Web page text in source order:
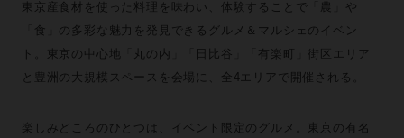
東京産食材を使った料理を味わい、体験することで「農」や
「食」の多彩な魅力を発見できるグルメ＆マルシェのイベン
ト。東京の中心地「丸の内」「日比谷」「有楽町」街区エリア
と豊洲の大規模スペースを会場に、全4エリアで開催される。
楽しみどころのひとつは、イベント限定のグルメ。東京の有名